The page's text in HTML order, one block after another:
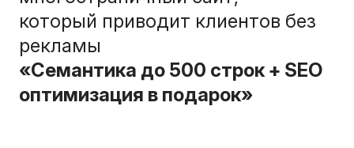
который приводит клиентов без
рекламы
«Семантика до 500 строк + SEO
оптимизация в подарок»